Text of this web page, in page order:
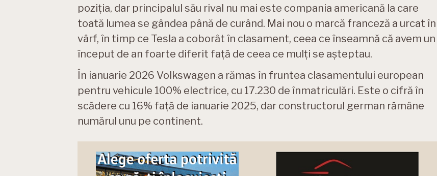
poziția, dar principalul său rival nu mai este compania americană la care
toată lumea se gândea până de curând. Mai nou o marcă franceză a urcat în
vârf, în timp ce Tesla a coborât în ​​clasament, ceea ce înseamnă că avem un
început de an foarte diferit față de ceea ce mulți se așteptau.
În ianuarie 2026 Volkswagen a rămas în fruntea clasamentului european
pentru vehicule 100% electrice, cu 17.230 de înmatriculări. Este o cifră în
scădere cu 16% față de ianuarie 2025, dar constructorul german rămâne
numărul unu pe continent.